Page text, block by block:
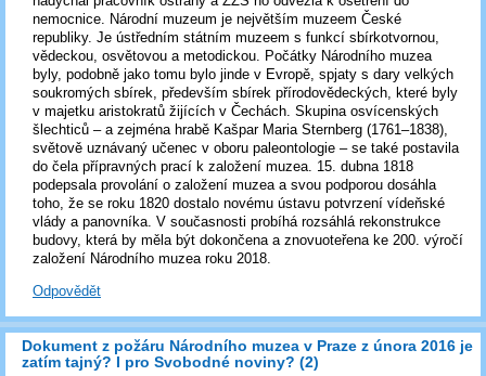
nemocnice. Národní muzeum je největším muzeem České
republiky. Je ústředním státním muzeem s funkcí sbírkotvornou,
vědeckou, osvětovou a metodickou. Počátky Národního muzea
byly, podobně jako tomu bylo jinde v Evropě, spjaty s dary velkých
soukromých sbírek, především sbírek přírodovědeckých, které byly
v majetku aristokratů žijících v Čechách. Skupina osvícenských
šlechticů – a zejména hrabě Kašpar Maria Sternberg (1761–1838),
světově uznávaný učenec v oboru paleontologie – se také postavila
do čela přípravných prací k založení muzea. 15. dubna 1818
podepsala provolání o založení muzea a svou podporou dosáhla
toho, že se roku 1820 dostalo novému ústavu potvrzení vídeňské
vlády a panovníka. V současnosti probíhá rozsáhlá rekonstrukce
budovy, která by měla být dokončena a znovuoteřena ke 200. výročí
založení Národního muzea roku 2018.
Odpovědět
Dokument z požáru Národního muzea v Praze z února 2016 je
zatím tajný? I pro Svobodné noviny? (2)